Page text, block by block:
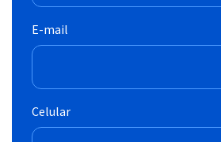
E-mail
Celular